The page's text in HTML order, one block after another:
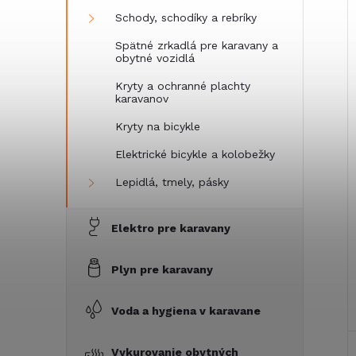
Schody, schodíky a rebríky
Spätné zrkadlá pre karavany a
obytné vozidlá
Kryty a ochranné plachty
karavanov
Kryty na bicykle
Elektrické bicykle a kolobežky
Lepidlá, tmely, pásky
Elektro pre karavany
Plyn pre karavany
Voda a hygiena v karavane
Vykurovanie obytných